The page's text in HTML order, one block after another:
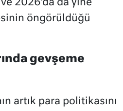
2026’da da yine
öngörüldüğü
gevşeme
artık para politikasını